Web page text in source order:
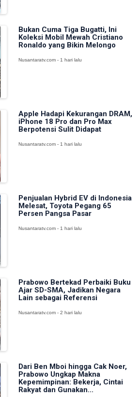
Bukan Cuma Tiga Bugatti, Ini
Koleksi Mobil Mewah Cristiano
Ronaldo yang Bikin Melongo
Nusantaratv.com - 1 hari lalu
Apple Hadapi Kekurangan DRAM,
iPhone 18 Pro dan Pro Max
Berpotensi Sulit Didapat
Nusantaratv.com - 1 hari lalu
Penjualan Hybrid EV di Indonesia
Melesat, Toyota Pegang 65
Persen Pangsa Pasar
Nusantaratv.com - 1 hari lalu
Prabowo Bertekad Perbaiki Buku
Ajar SD-SMA, Jadikan Negara
Lain sebagai Referensi
Nusantaratv.com - 2 hari lalu
Dari Ben Mboi hingga Cak Noer,
Prabowo Ungkap Makna
Kepemimpinan: Bekerja, Cintai
Rakyat dan Gunakan...